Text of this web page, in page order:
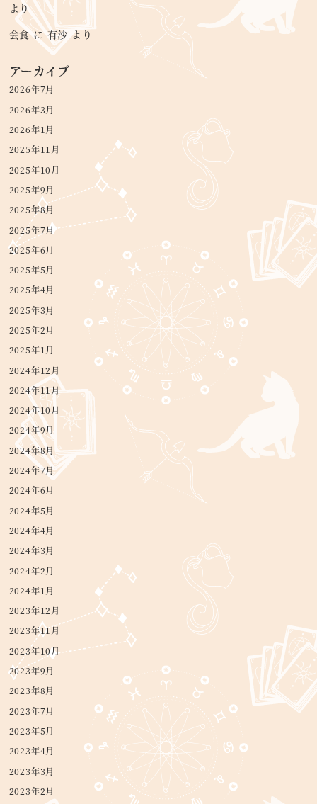
より
会食に有沙 より
アーカイブ
2026年7月
2026年3月
2026年1月
2025年11月
2025年10月
2025年9月
2025年8月
2025年7月
2025年6月
2025年5月
2025年4月
2025年3月
2025年2月
2025年1月
2024年12月
2024年11月
2024年10月
2024年9月
2024年8月
2024年7月
2024年6月
2024年5月
2024年4月
2024年3月
2024年2月
2024年1月
2023年12月
2023年11月
2023年10月
2023年9月
2023年8月
2023年7月
2023年5月
2023年4月
2023年3月
2023年2月